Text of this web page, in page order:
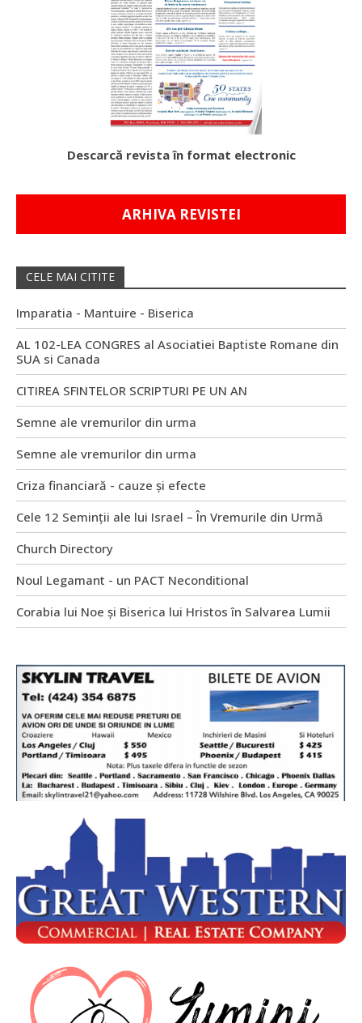
Descarcă revista în format electronic
ARHIVA REVISTEI
CELE MAI CITITE
Imparatia - Mantuire - Biserica
AL 102-LEA CONGRES al Asociatiei Baptiste Romane din
SUA si Canada
CITIREA SFINTELOR SCRIPTURI PE UN AN
Semne ale vremurilor din urma
Semne ale vremurilor din urma
Criza financiară - cauze și efecte
Cele 12 Seminții ale lui Israel – În Vremurile din Urmă
Church Directory
Noul Legamant - un PACT Neconditional
Corabia lui Noe și Biserica lui Hristos în Salvarea Lumii